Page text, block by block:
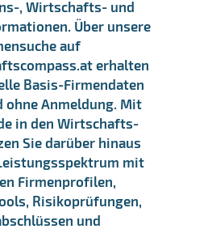
, Wirtschafts- und
Über unsere
auf
erhalten
Basis-Firmendaten
ohne Anmeldung. Mit
in den Wirtschafts-
Sie darüber hinaus
mit
Firmenprofilen,
Risikoprüfungen,
und